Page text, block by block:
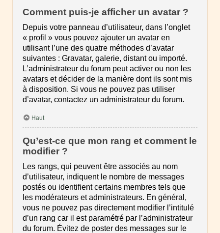
Comment puis-je afficher un avatar ?
Depuis votre panneau d’utilisateur, dans l’onglet
« profil » vous pouvez ajouter un avatar en
utilisant l’une des quatre méthodes d’avatar
suivantes : Gravatar, galerie, distant ou importé.
L’administrateur du forum peut activer ou non les
avatars et décider de la manière dont ils sont mis
à disposition. Si vous ne pouvez pas utiliser
d’avatar, contactez un administrateur du forum.
Haut
Qu’est-ce que mon rang et comment le
modifier ?
Les rangs, qui peuvent être associés au nom
d’utilisateur, indiquent le nombre de messages
postés ou identifient certains membres tels que
les modérateurs et administrateurs. En général,
vous ne pouvez pas directement modifier l’intitulé
d’un rang car il est paramétré par l’administrateur
du forum. Évitez de poster des messages sur le